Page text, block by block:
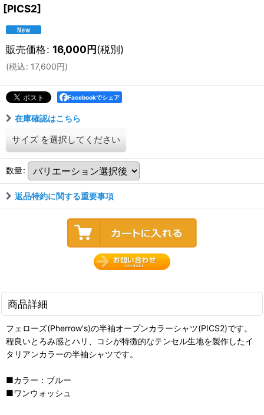
[PICS2]
販売価格: 16,000円(税別)
(税込: 17,600円)
Facebookでシェア
在庫確認はこちら
サイズ を選択してください
数量:
返品特約に関する重要事項
商品詳細
フェローズ(Pherrow's)の半袖オープンカラーシャツ(PICS2)です。
程良いとろみ感とハリ、コシが特徴的なテンセル生地を製作したイ
タリアンカラーの半袖シャツです。
■カラー：ブルー
■ワンウォッシュ